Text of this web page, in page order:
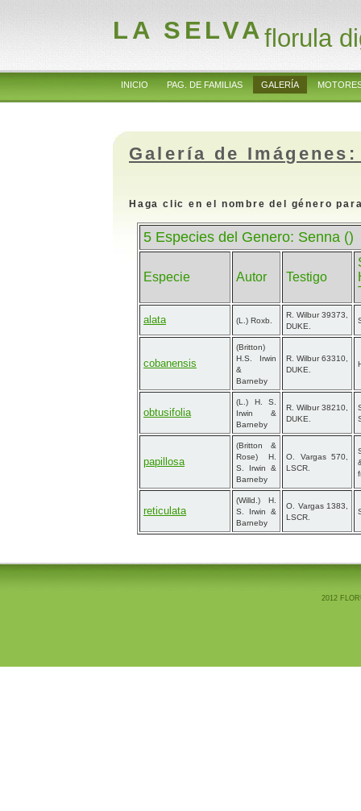
LA SELVAflorula
INICIO PAG. DE FAMILIAS GALERÍA
Galería de
Haga clic en el nombre del género
5 Especies del Genero: Senna ()
Especie Autor Testigo
alata (L.) Roxb.
R. Wilbur 39373,
DUKE.
cobanensis
(Britton)
H.S. Irwin
&
Barneby
R. Wilbur 63310,
DUKE.
obtusifolia
(L.) H. S.
Irwin &
Barneby
R. Wilbur 38210,
DUKE.
papillosa
(Britton &
Rose) H.
S. Irwin &
Barneby
O. Vargas 570,
LSCR.
reticulata
(Willd.) H.
S. Irwin &
Barneby
O. Vargas 1383,
LSCR.
2012